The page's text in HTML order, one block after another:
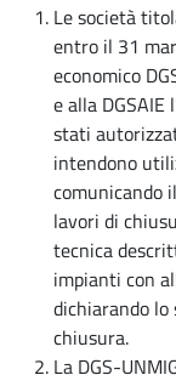
Le società
entro il 31
economico
e alla
stati
intendono
comunicando
lavori di
tecnica
impianti con
dichiarando
chiusura.
La DGS-